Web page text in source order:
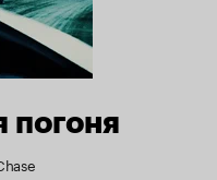
погоня